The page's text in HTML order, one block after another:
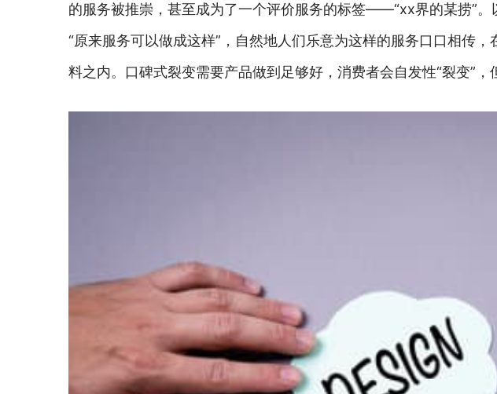
的服务被推崇，甚至成为了一个评价服务的标签——“xx界的某捞”
“原来服务可以做成这样”，自然地人们乐意为这样的服务口口相传
料之内。口碑式裂变需要产品做到足够好，消费者会自发性“裂变”